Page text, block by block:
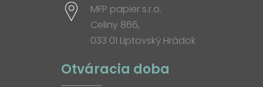
MFP papier s.r.o.
Celiny 866,
033 01 Liptovský Hrádok
Otváracia doba